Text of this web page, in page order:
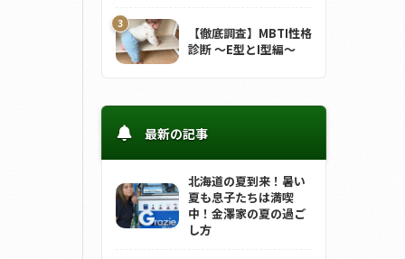
【徹底調査】MBTI性格
診断 ～E型とI型編～
最新の記事
北海道の夏到来！暑い
夏も息子たちは満喫
中！金澤家の夏の過ご
し方